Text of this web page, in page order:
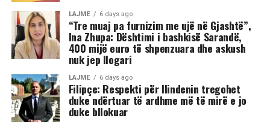
LAJME 6 days ago
“Tre muaj pa furnizim me ujë në Gjashtë”,
Ina Zhupa: Dështimi i bashkisë Sarandë,
400 mijë euro të shpenzuara dhe askush
nuk jep llogari
LAJME 6 days ago
Filipçe: Respekti për Ilindenin tregohet
duke ndërtuar të ardhme më të mirë e jo
duke bllokuar